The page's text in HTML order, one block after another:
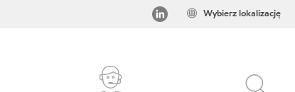
Wybierz lokalizację